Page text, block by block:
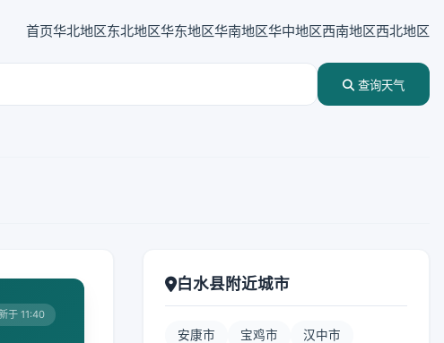
首页华北地区东北地区华东地区华南地区华中地区西南地区西北地区
查询天气
于 11:40
白水县附近城市
安康市 宝鸡市 汉中市